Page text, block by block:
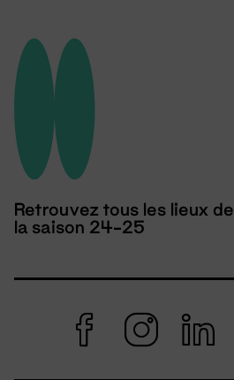
Retrouvez tous les lieux de
la saison 24-25